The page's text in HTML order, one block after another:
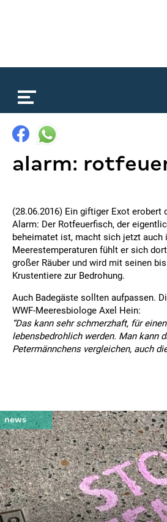
alarm:
(28.06.2016) Ein giftiger Exot
Alarm: Der Rotfeuerfisch, der
beheimatet ist, macht sich jetzt
Meerestemperaturen fühlt er sich
großer Räuber und wird mit seinen
Krustentiere zur Bedrohung.
Auch Badegäste sollten aufpassen.
WWF-Meeresbiologe Axel Hein:
“Das kann sehr schmerzhaft, für
lebensbedrohlich werden. Man kann
Petermännchens vergleichen, auch